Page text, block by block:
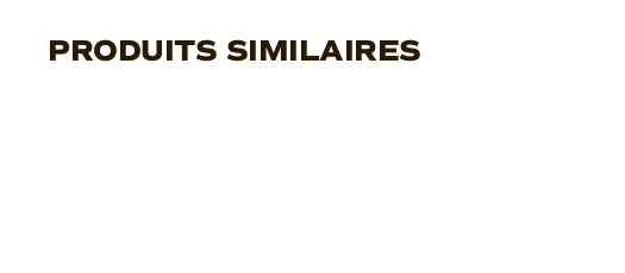
PRODUITS SIMILAIRES